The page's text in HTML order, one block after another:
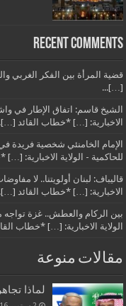
Recent Comments
قضية المرأة بين الفكر الغربي
[…]...
الشيخ قاسم: اتفاق الإطار في
الاخبارية: […] *خطاب القائد
الإمام الخامنئي شخصية فريدة
للحاكمية - الولاية الاخبارية:
قاليباف: لبنان أولويتنا.. لا
الاخبارية: […] *خطاب القائد
بين الركام والعطش.. غزة تواجه
الولاية الاخبارية: […] *خطاب
مقالات منوعة
لماذا